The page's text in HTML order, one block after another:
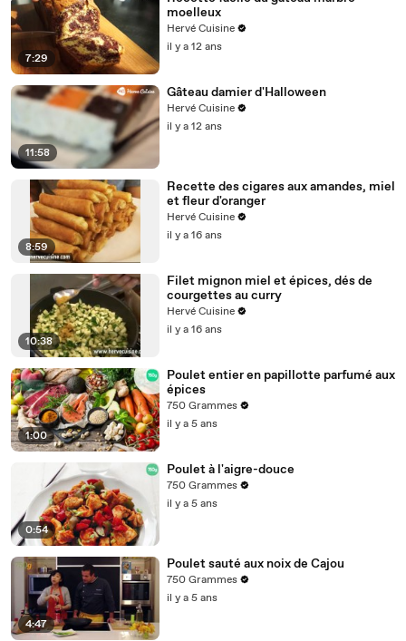
7:29
moelleux
Hervé Cuisine
il y a 12 ans
11:58
Gâteau damier d'Halloween
Hervé Cuisine
il y a 12 ans
8:59
Recette des cigares aux amandes, miel
et fleur d'oranger
Hervé Cuisine
il y a 16 ans
10:38
Filet mignon miel et épices, dés de
courgettes au curry
Hervé Cuisine
il y a 16 ans
1:00
Poulet entier en papillotte parfumé aux
épices
750 Grammes
il y a 5 ans
0:54
Poulet à l'aigre-douce
750 Grammes
il y a 5 ans
4:47
Poulet sauté aux noix de Cajou
750 Grammes
il y a 5 ans